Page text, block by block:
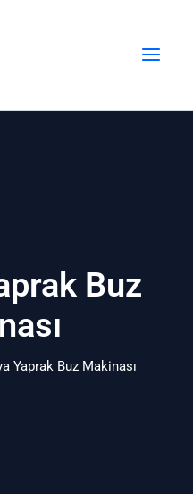
Buz
Yaprak Buz Makinası